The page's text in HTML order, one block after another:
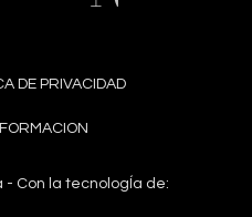
DE PRIVACIDAD
- Con la tecnologÍa de: